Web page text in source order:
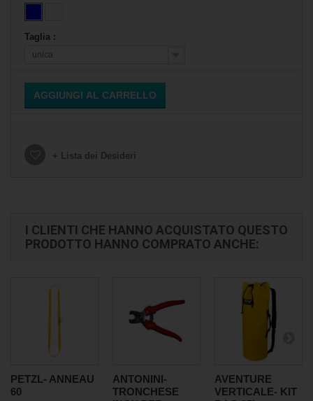
Taglia :
unica
AGGIUNGI AL CARRELLO
+ Lista dei Desideri
I CLIENTI CHE HANNO ACQUISTATO QUESTO
PRODOTTO HANNO COMPRATO ANCHE:
PETZL- ANNEAU
60
ANTONINI-
TRONCHESE
AVENTURE
VERTICALE- KIT